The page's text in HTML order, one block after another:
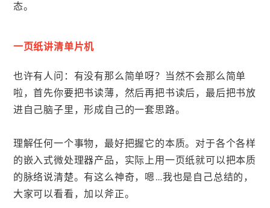
态。
一页纸讲清单片机
也许有人问：有没有那么简单呀？当然不会那么简单
啦，首先你要把书读薄，然后再把书读后，最后把书放
进自己脑子里，形成自己的一套思路。
理解任何一个事物，最好把握它的本质。对于各个各样
的嵌入式微处理器产品，实际上用一页纸就可以把本质
的脉络说清楚。有这么神奇，嗯…我也是自己总结的，
大家可以看看，加以斧正。